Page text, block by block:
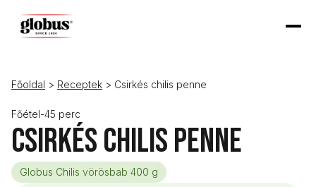
Főoldal > Receptek > Csirkés chilis penne
Főétel-45 perc
Csirkés chilis penne
Globus Chilis vörösbab 400 g